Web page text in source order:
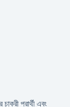
প্রার্থী এবং